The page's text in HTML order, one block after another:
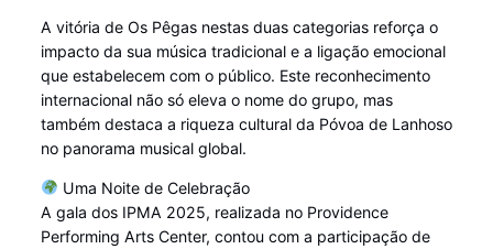
A vitória de Os Pêgas nestas duas categorias reforça o
impacto da sua música tradicional e a ligação emocional
que estabelecem com o público. Este reconhecimento
internacional não só eleva o nome do grupo, mas
também destaca a riqueza cultural da Póvoa de Lanhoso
no panorama musical global.
Uma Noite de Celebração
A gala dos IPMA 2025, realizada no Providence
Performing Arts Center, contou com a participação de